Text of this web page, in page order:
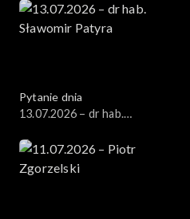
Pytanie dnia
13.07.2026 – dr hab.